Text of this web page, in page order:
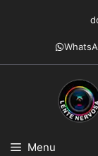
conteúdo
Menu